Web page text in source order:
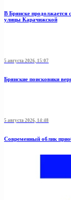
В Брянске продолжается
улицы Карачижской
5 августа 2026, 15:07
Брянские поисковики
5 августа 2026, 14:48
Современный облик